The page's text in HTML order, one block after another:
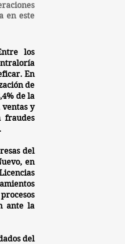
en este
los
. En
de
de la
y
fraudes
del
, en
ante la
del